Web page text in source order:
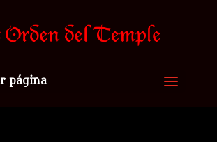
página